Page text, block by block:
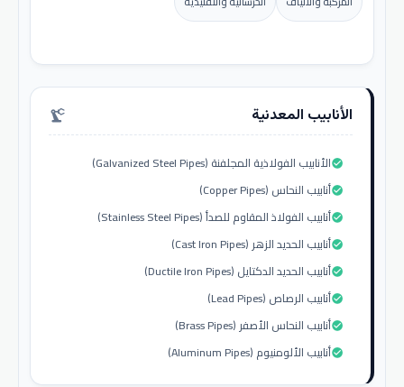
الأنابيب المعدنية precision_manufacturing
الأنابيب الفولاذية المجلفنة (Galvanized Steel Pipes)check_circle
أنابيب النحاس (Copper Pipes)check_circle
أنابيب الفولاذ المقاوم للصدأ (Stainless Steel Pipes)check_circle
أنابيب الحديد الزهر (Cast Iron Pipes)check_circle
أنابيب الحديد الدكتايل (Ductile Iron Pipes)check_circle
أنابيب الرصاص (Lead Pipes)check_circle
أنابيب النحاس الأصفر (Brass Pipes)check_circle
أنابيب الألومنيوم (Aluminum Pipes)check_circle